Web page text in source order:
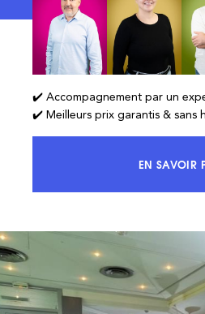
✔️ Accompagnement par un
✔️ Meilleurs prix garantis & sans
EN SAVOIR